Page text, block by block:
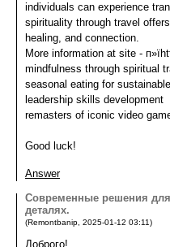
individuals can experience
spirituality through travel
healing, and connection.
More information at site -
mindfulness through spiritual
seasonal eating for
leadership skills development
remasters of iconic video
Good luck!
Answer
Современные решения
деталях.
(Remontbanip 2025-01-12 03:11)
Доброго!